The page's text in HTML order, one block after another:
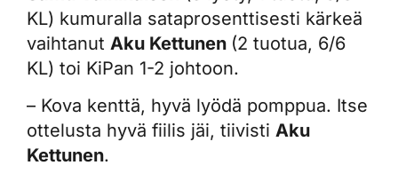
KL) kumuralla sataprosenttisesti kärkeä
vaihtanut Aku Kettunen (2 tuotua, 6/6
KL) toi KiPan 1-2 johtoon.
– Kova kenttä, hyvä lyödä pomppua. Itse
ottelusta hyvä fiilis jäi, tiivisti Aku
Kettunen.